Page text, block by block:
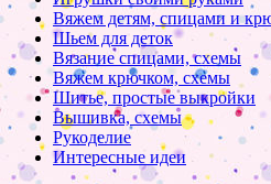
Вяжем детям, спицами и
Шьем для деток
Вязание спицами, схемы
Вяжем крючком, схемы
Шитье, простые выкройки
Вышивка, схемы
Рукоделие
Интересные идеи